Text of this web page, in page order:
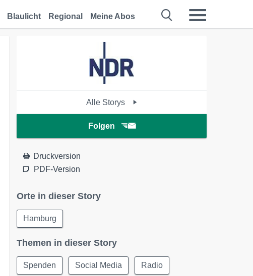
Blaulicht Regional Meine Abos
Alle Storys
Folgen
Druckversion
PDF-Version
Orte in dieser Story
Hamburg
Themen in dieser Story
Spenden Social Media Radio